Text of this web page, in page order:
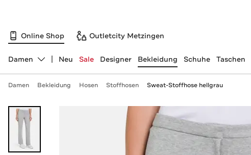
Online Shop Outletcity Metzingen
Abteilung ändern, ausgewählt:
Damen Neu Sale Designer Bekleidung Schuhe Taschen
Damen Bekleidung Hosen Stoffhosen Sweat-Stoffhose hellgrau